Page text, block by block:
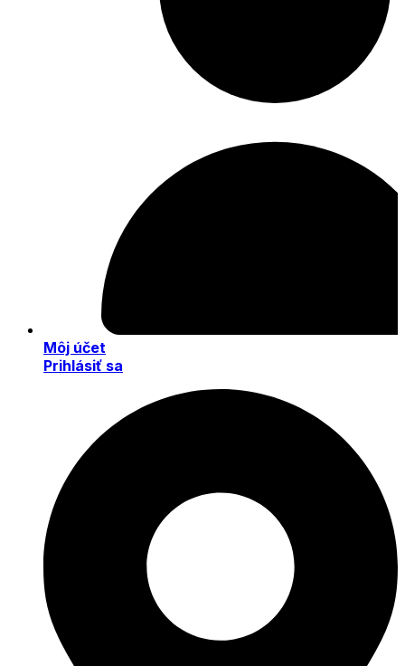
Môj účet
Prihlásiť sa